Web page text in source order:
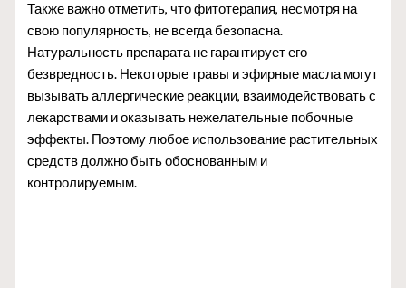
Также важно отметить, что фитотерапия, несмотря на
свою популярность, не всегда безопасна.
Натуральность препарата не гарантирует его
безвредность. Некоторые травы и эфирные масла могут
вызывать аллергические реакции, взаимодействовать с
лекарствами и оказывать нежелательные побочные
эффекты. Поэтому любое использование растительных
средств должно быть обоснованным и
контролируемым.